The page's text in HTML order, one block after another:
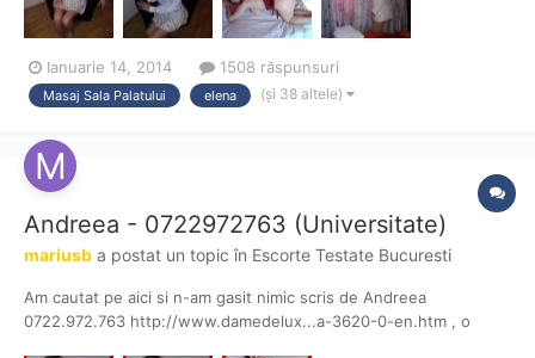
Ianuarie 14, 2014 1508 răspunsuri
Masaj Sala Palatului elena (și 38 altele)
Andreea - 0722972763 (Universitate)
mariusb a postat un topic în Escorte Testate Bucuresti
Am cautat pe aici si n-am gasit nimic scris de Andreea
0722.972.763 http://www.damedelux...a-3620-0-en.htm , o